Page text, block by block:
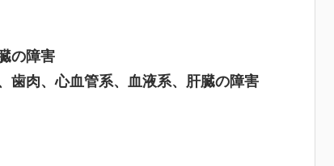
の障害
歯肉、心血管系、血液系、肝臓の障害